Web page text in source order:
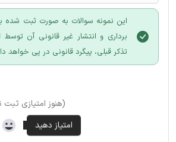
این نمونه سوالات به صورت ثبت شده
برداری و انتشار غیر قانونی آن
تذکر قبلی، پیگرد قانونی در پی خواهد
(هنوز امتیازی